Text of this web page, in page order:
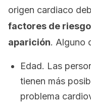
origen cardiaco
factores de
aparición. Alguno
Edad. Las
tienen más
problema